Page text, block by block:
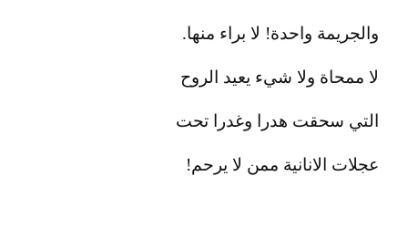
والجريمة واحدة! لا براء منها.
لا ممحاة ولا شيء يعيد الروح
التي سحقت هدرا وغدرا تحت
عجلات الانانية ممن لا يرحم!